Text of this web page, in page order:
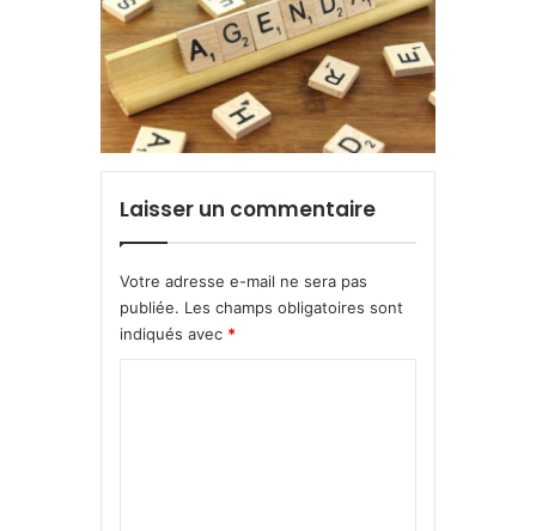
Laisser un commentaire
Votre adresse e-mail ne sera pas
publiée. Les champs obligatoires sont
indiqués avec *